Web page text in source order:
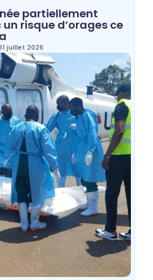
partiellement
risque d’orages ce
juillet 2026